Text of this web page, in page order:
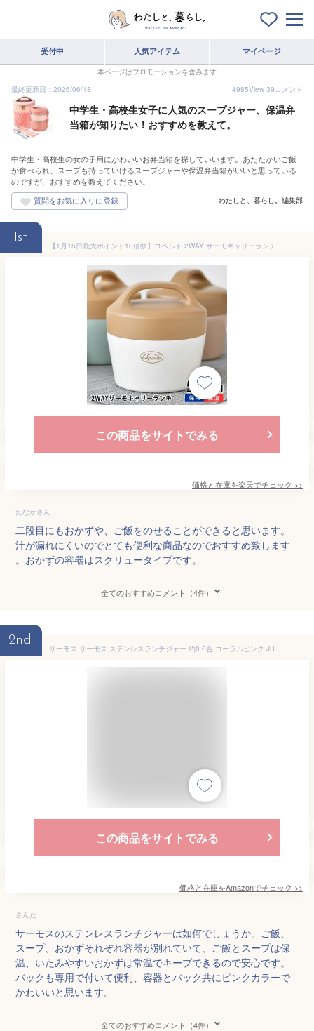
受付中 人気アイテム マイページ
本ページはプロモーションを含みます
最終更新日：2026/06/18
4985View 39コメント
中学生・高校生女子に人気のスープジャー、保温弁
当箱が知りたい！おすすめを教えて。
中学生・高校生の女の子用にかわいいお弁当箱を探していいます。あたたかいご飯
が食べられ、スープも持っていけるスープジャーや保温弁当箱がいいと思っている
のですが、おすすめを教えてください。
わたしと、暮らし。編集部
1st
【1月15日最大ポイント10倍祭】コペルト 2WAY サーモキャリーランチ お弁当箱 2段 お弁当箱 おしゃれ ランチボックス 保温ジャー お弁当箱 弁当箱 ステンレス プレゼント 女子 女の子 男子 男の子 小学生 高校生 かわいい 保冷保温 460ml 通勤 通学
この商品をサイトでみる
価格と在庫を楽天でチェック >>
たなかさん
二段目にもおかずや、ご飯をのせることができると思います。
汁が漏れにくいのでとても便利な商品なのでおすすめ致します
。おかずの容器はスクリュータイプです。
全てのおすすめコメント（4件）
2nd
サーモス サーモス ステンレスランチジャー 約0.6合 コーラルピンク JBC-801 CP
この商品をサイトでみる
価格と在庫をAmazonでチェック >>
さんた
サーモスのステンレスランチジャーは如何でしょうか。ご飯、
スープ、おかずそれぞれ容器が別れていて、ご飯とスープは保
温、いたみやすいおかずは常温でキープできるので安心です。
バックも専用で付いて便利、容器とバック共にピンクカラーで
かわいいと思います。
全てのおすすめコメント（4件）